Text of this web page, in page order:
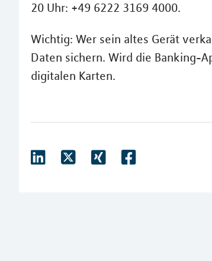
20 Uhr: +49 6222 3169 4000.
Wichtig: Wer sein altes Gerät
Daten sichern. Wird die Banking-
digitalen Karten.